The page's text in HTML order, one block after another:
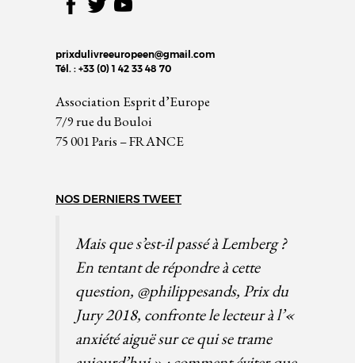
prixdulivreeuropeen@gmail.com
Tél. : +33 (0) 1 42 33 48 70
Association Esprit d’Europe
7/9 rue du Bouloi
75 001 Paris – FRANCE
NOS DERNIERS TWEET
Mais que s’est-il passé à Lemberg ?
En tentant de répondre à cette
question, @philippesands, Prix du
Jury 2018, confronte le lecteur à l’«
anxiété aiguë sur ce qui se trame